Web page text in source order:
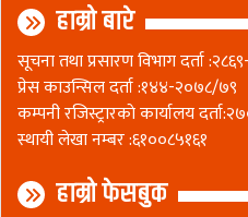
हाम्रो बारे
सूचना तथा प्रसारण विभाग दर्ता
प्रेस काउन्सिल दर्ता :१४४-२०७८/७९
कम्पनी रजिस्ट्रारकाे कार्यालय
स्थायी लेखा नम्बर :६१००८५१६१
हाम्रो फेसबुक